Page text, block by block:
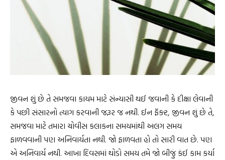
જીવન શું છે તે સમજવા કાયમ માટે સંન્યાસી થઈ જવાની કે દીક્ષા લેવાની
કે પછી સંસારનો ત્યાગ કરવાની જરૂર જ નથી. ઈન ફૅક્ટ, જીવન શું છે તે,
સમજવા માટે તમારા ચોવીસ કલાકના સમયમાંથી અલગ સમય
ફાળવવાની પણ અનિવાર્યતા નથી. જો ફાળવતા હો તો સારી વાત છે. પણ
એ અનિવાર્ય નથી. આખા દિવસમાં થોડો સમય તમે જો બીજું કંઈ કામ કર્યા